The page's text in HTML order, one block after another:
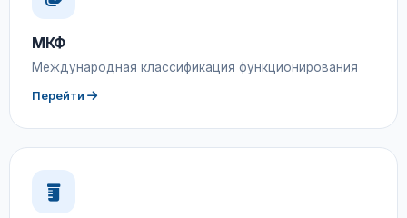
МКФ
Международная классификация функционирования
Перейти